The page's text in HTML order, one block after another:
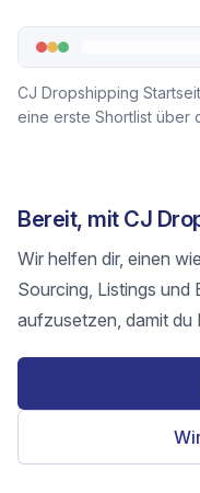
CJ Dropshipping
eine erste Shortlist über
Bereit, mit CJ
Wir helfen dir, einen
Sourcing, Listings
aufzusetzen, damit du